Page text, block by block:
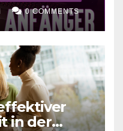
0 COMMENTS
in der